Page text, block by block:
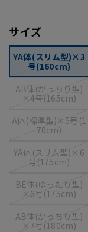
サイズ
YA体(スリム型)×3
号(160cm)
AB体(がっちり型)
×4号(165cm)
A体(標準型)×5号(1
70cm)
YA体(スリム型)×6
号(175cm)
BE体(ゆったり型)
×6号(175cm)
AB体(がっちり型)
×7号(180cm)